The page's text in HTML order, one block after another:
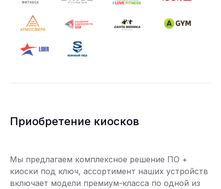
Приобретение киосков
Мы предлагаем комплексное решение ПО +
киоски под ключ, ассортимент наших устройств
включает модели премиум-класса по одной из